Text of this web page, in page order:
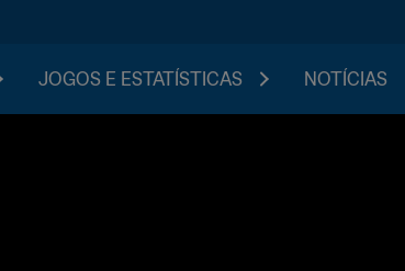
JOGOS E ESTATÍSTICAS NOTÍCIAS